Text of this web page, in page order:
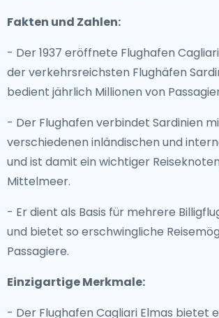
Fakten und Zahlen:
- Der 1937 eröffnete Flughafen
der verkehrsreichsten Flughäfen
bedient jährlich Millionen von
- Der Flughafen verbindet Sardinien
verschiedenen inländischen und
und ist damit ein wichtiger
Mittelmeer.
- Er dient als Basis für mehrere
und bietet so erschwingliche
Passagiere.
Einzigartige Merkmale:
- Der Flughafen Cagliari Elmas bietet